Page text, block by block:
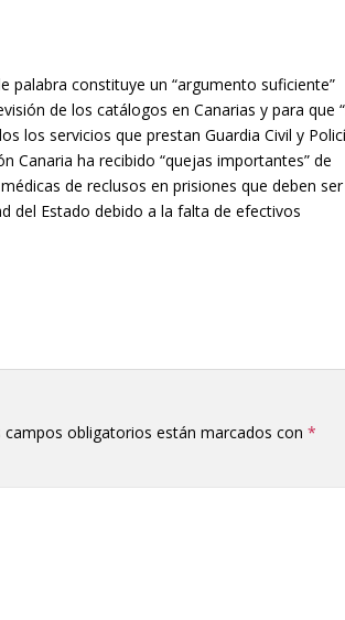
palabra constituye un “argumento suficiente”
de los catálogos en Canarias y para que
los servicios que prestan Guardia Civil y
Canaria ha recibido “quejas importantes” de
de reclusos en prisiones que deben ser
del Estado debido a la falta de efectivos
campos obligatorios están marcados con *